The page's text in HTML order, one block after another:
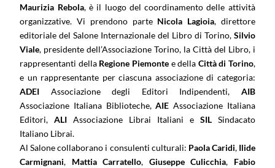
Maurizia Rebola, è il luogo del coordinamento delle attività
organizzative. Vi prendono parte Nicola Lagioia, direttore
editoriale del Salone Internazionale del Libro di Torino, Silvio
Viale, presidente dell’Associazione Torino, la Città del Libro, i
rappresentanti della Regione Piemontee della Città di Torino,
e un rappresentante per ciascuna associazione di categoria:
ADEI Associazione degli Editori Indipendenti, AIB
Associazione Italiana Biblioteche,AIE Associazione Italiana
Editori,ALI Associazione Librai Italiani e SILSindacato
Italiano Librai.
Al Salone collaborano i consulenti culturali: Paola Caridi, Ilide
Carmignani, Mattia Carratello, Giuseppe Culicchia, Fabio